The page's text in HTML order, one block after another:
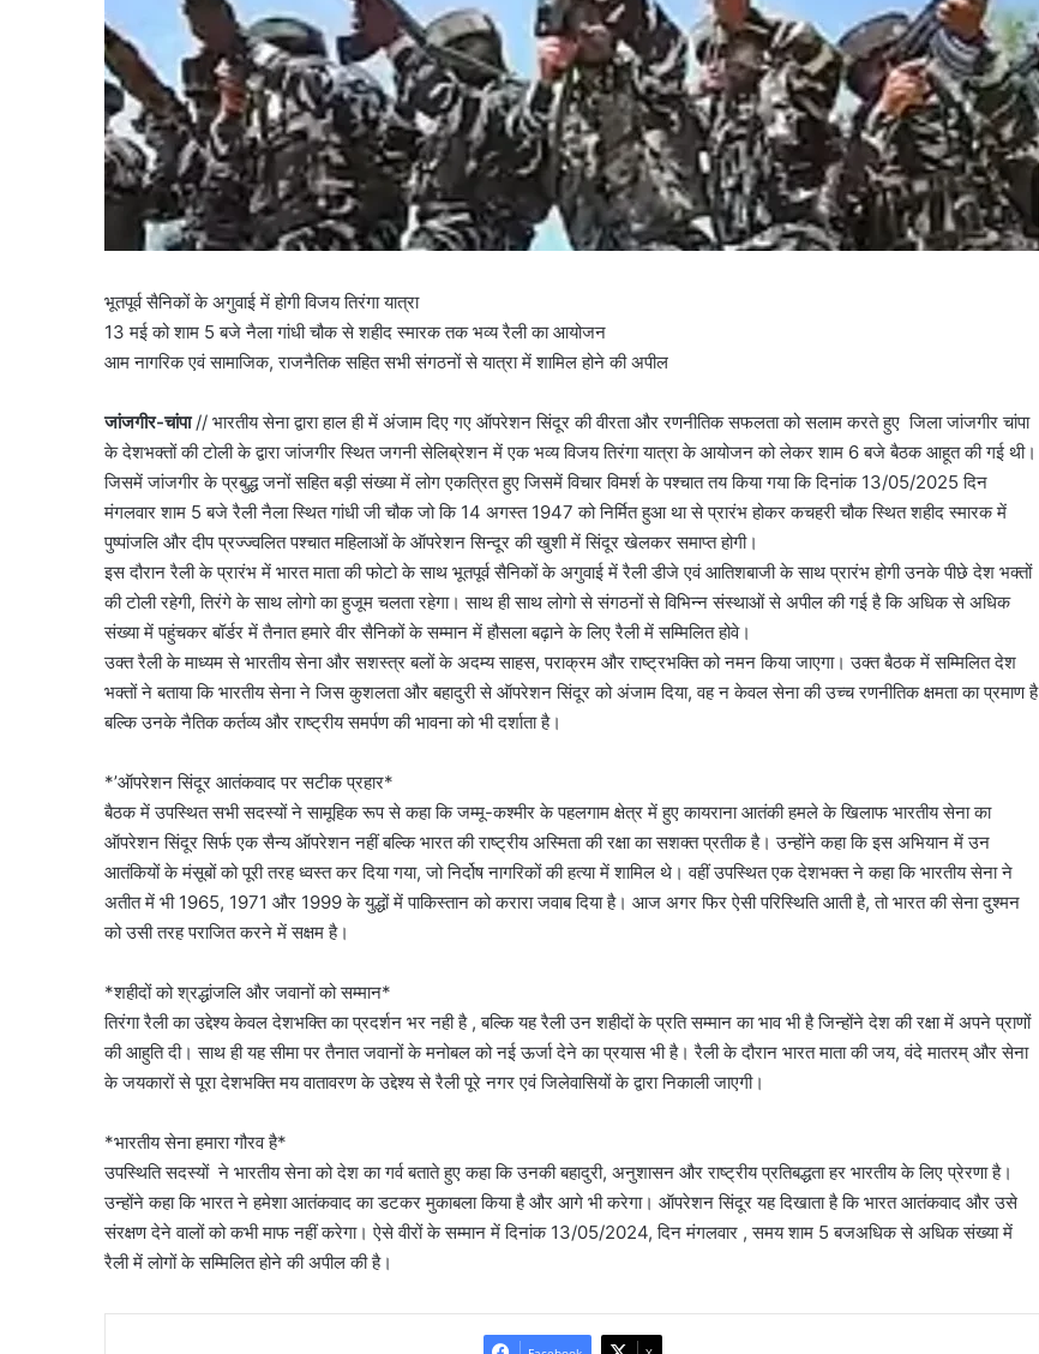
भूतपूर्व सैनिकों के अगुवाई में होगी विजय तिरंगा यात्रा
13 मई को शाम 5 बजे नैला गांधी चौक से शहीद स्मारक तक भव्य रैली का आयोजन
आम नागरिक एवं सामाजिक, राजनैतिक सहित सभी संगठनों से यात्रा में शामिल होने की अपील
जांजगीर-चांपा// भारतीय सेना द्वारा हाल ही में अंजाम दिए गए ऑपरेशन सिंदूर की वीरता और रणनीतिक सफलता को सलाम करते हुए जिला जांजगीर चांपा
के देशभक्तों की टोली के द्वारा जांजगीर स्थित जगनी सेलिब्रेशन में एक भव्य विजय तिरंगा यात्रा के आयोजन को लेकर शाम 6 बजे बैठक आहूत की गई थी।
जिसमें जांजगीर के प्रबुद्ध जनों सहित बड़ी संख्या में लोग एकत्रित हुए जिसमें विचार विमर्श के पश्चात तय किया गया कि दिनांक 13/05/2025 दिन
मंगलवार शाम 5 बजे रैली नैला स्थित गांधी जी चौक जो कि 14 अगस्त 1947 को निर्मित हुआ था से प्रारंभ होकर कचहरी चौक स्थित शहीद स्मारक में
पुष्पांजलि और दीप प्रज्ज्वलित पश्चात महिलाओं के ऑपरेशन सिन्दूर की खुशी में सिंदूर खेलकर समाप्त होगी।
इस दौरान रैली के प्रारंभ में भारत माता की फोटो के साथ भूतपूर्व सैनिकों के अगुवाई में रैली डीजे एवं आतिशबाजी के साथ प्रारंभ होगी उनके पीछे देश भक्तों
की टोली रहेगी, तिरंगे के साथ लोगो का हुजूम चलता रहेगा। साथ ही साथ लोगो से संगठनों से विभिन्न संस्थाओं से अपील की गई है कि अधिक से अधिक
संख्या में पहुंचकर बॉर्डर में तैनात हमारे वीर सैनिकों के सम्मान में हौसला बढ़ाने के लिए रैली में सम्मिलित होवे।
उक्त रैली के माध्यम से भारतीय सेना और सशस्त्र बलों के अदम्य साहस, पराक्रम और राष्ट्रभक्ति को नमन किया जाएगा। उक्त बैठक में सम्मिलित देश
भक्तों ने बताया कि भारतीय सेना ने जिस कुशलता और बहादुरी से ऑपरेशन सिंदूर को अंजाम दिया, वह न केवल सेना की उच्च रणनीतिक क्षमता का प्रमाण है
बल्कि उनके नैतिक कर्तव्य और राष्ट्रीय समर्पण की भावना को भी दर्शाता है।
*’ऑपरेशन सिंदूर आतंकवाद पर सटीक प्रहार*
बैठक में उपस्थित सभी सदस्यों ने सामूहिक रूप से कहा कि जम्मू-कश्मीर के पहलगाम क्षेत्र में हुए कायराना आतंकी हमले के खिलाफ भारतीय सेना का
ऑपरेशन सिंदूर सिर्फ एक सैन्य ऑपरेशन नहीं बल्कि भारत की राष्ट्रीय अस्मिता की रक्षा का सशक्त प्रतीक है। उन्होंने कहा कि इस अभियान में उन
आतंकियों के मंसूबों को पूरी तरह ध्वस्त कर दिया गया, जो निर्दोष नागरिकों की हत्या में शामिल थे। वहीं उपस्थित एक देशभक्त ने कहा कि भारतीय सेना ने
अतीत में भी 1965, 1971 और 1999 के युद्धों में पाकिस्तान को करारा जवाब दिया है। आज अगर फिर ऐसी परिस्थिति आती है, तो भारत की सेना दुश्मन
को उसी तरह पराजित करने में सक्षम है।
*शहीदों को श्रद्धांजलि और जवानों को सम्मान*
तिरंगा रैली का उद्देश्य केवल देशभक्ति का प्रदर्शन भर नही है , बल्कि यह रैली उन शहीदों के प्रति सम्मान का भाव भी है जिन्होंने देश की रक्षा में अपने प्राणों
की आहुति दी। साथ ही यह सीमा पर तैनात जवानों के मनोबल को नई ऊर्जा देने का प्रयास भी है। रैली के दौरान भारत माता की जय, वंदे मातरम् और सेना
के जयकारों से पूरा देशभक्ति मय वातावरण के उद्देश्य से रैली पूरे नगर एवं जिलेवासियों के द्वारा निकाली जाएगी।
*भारतीय सेना हमारा गौरव है*
उपस्थिति सदस्यों ने भारतीय सेना को देश का गर्व बताते हुए कहा कि उनकी बहादुरी, अनुशासन और राष्ट्रीय प्रतिबद्धता हर भारतीय के लिए प्रेरणा है।
उन्होंने कहा कि भारत ने हमेशा आतंकवाद का डटकर मुकाबला किया है और आगे भी करेगा। ऑपरेशन सिंदूर यह दिखाता है कि भारत आतंकवाद और उसे
संरक्षण देने वालों को कभी माफ नहीं करेगा। ऐसे वीरों के सम्मान में दिनांक 13/05/2024, दिन मंगलवार , समय शाम 5 बजअधिक से अधिक संख्या में
रैली में लोगों के सम्मिलित होने की अपील की है।